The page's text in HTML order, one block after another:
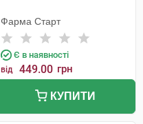
Фарма Старт
Є в наявності
від 449.00 грн
КУПИТИ